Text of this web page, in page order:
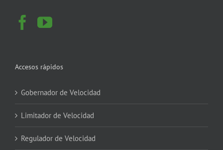
Accesos rápidos
Gobernador de Velocidad
Limitador de Velocidad
Regulador de Velocidad